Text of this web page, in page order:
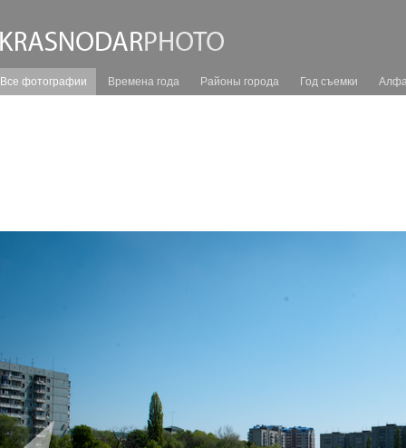
Все фотографии Времена года Районы города Год съемки